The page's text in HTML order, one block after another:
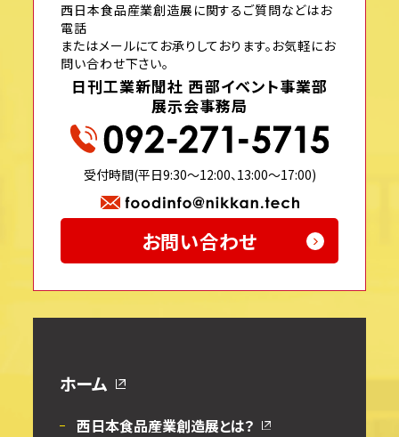
西日本食品産業創造展に関するご質問などはお
電話
またはメールにてお承りしております。お気軽にお
問い合わせ下さい。
日刊工業新聞社 西部イベント事業部
展示会事務局
受付時間(平日9:30〜12:00、13:00〜17:00)
お問い合わせ
ホーム
西日本食品産業創造展とは？